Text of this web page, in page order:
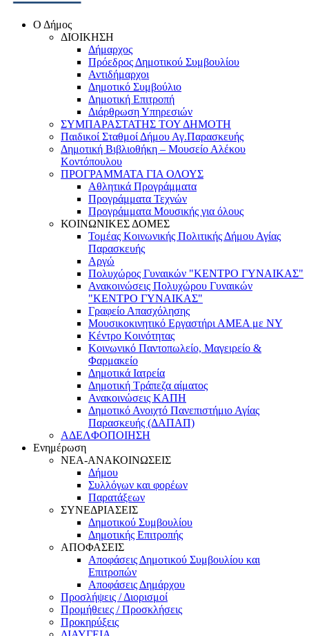
Ο Δήμος
ΔΙΟΙΚΗΣΗ
Δήμαρχος
Πρόεδρος Δημοτικού Συμβουλίου
Αντιδήμαρχοι
Δημοτικό Συμβούλιο
Δημοτική Επιτροπή
Διάρθρωση Υπηρεσιών
ΣΥΜΠΑΡΑΣΤΑΤΗΣ ΤΟΥ ΔΗΜΟΤΗ
Παιδικοί Σταθμοί Δήμου Αγ.Παρασκευής
Δημοτική Βιβλιοθήκη – Μουσείο Αλέκου
Κοντόπουλου
ΠΡΟΓΡΑΜΜΑΤΑ ΓΙΑ ΟΛΟΥΣ
Αθλητικά Προγράμματα
Προγράμματα Τεχνών
Προγράμματα Μουσικής για όλους
ΚΟΙΝΩΝΙΚΕΣ ΔΟΜΕΣ
Τομέας Κοινωνικής Πολιτικής Δήμου Αγίας
Παρασκευής
Αργώ
Πολυχώρος Γυναικών "ΚΕΝΤΡΟ ΓΥΝΑΙΚΑΣ"
Ανακοινώσεις Πολυχώρου Γυναικών
"ΚΕΝΤΡΟ ΓΥΝΑΙΚΑΣ"
Γραφείο Απασχόλησης
Μουσικοκινητικό Εργαστήρι ΑΜΕΑ με ΝΥ
Κέντρο Κοινότητας
Κοινωνικό Παντοπωλείο, Μαγειρείο &
Φαρμακείο
Δημοτικά Ιατρεία
Δημοτική Τράπεζα αίματος
Ανακοινώσεις ΚΑΠΗ
Δημοτικό Ανοιχτό Πανεπιστήμιο Αγίας
Παρασκευής (ΔΑΠΑΠ)
ΑΔΕΛΦΟΠΟΙΗΣΗ
Ενημέρωση
ΝΕΑ-ΑΝΑΚΟΙΝΩΣΕΙΣ
Δήμου
Συλλόγων και φορέων
Παρατάξεων
ΣΥΝΕΔΡΙΑΣΕΙΣ
Δημοτικού Συμβουλίου
Δημοτικής Επιτροπής
ΑΠΟΦΑΣΕΙΣ
Αποφάσεις Δημοτικού Συμβουλίου και
Eπιτροπών
Αποφάσεις Δημάρχου
Προσλήψεις / Διορισμοί
Προμήθειες / Προσκλήσεις
Προκηρύξεις